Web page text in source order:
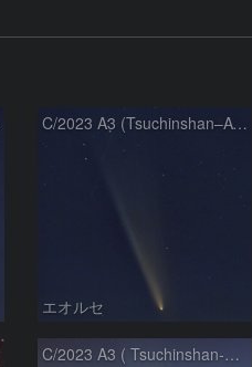
C/2023 A3 (Tsuchinshan–ATLAS)
エオルセ
C/2023 A3 ( Tsuchinshan-ATLAS )